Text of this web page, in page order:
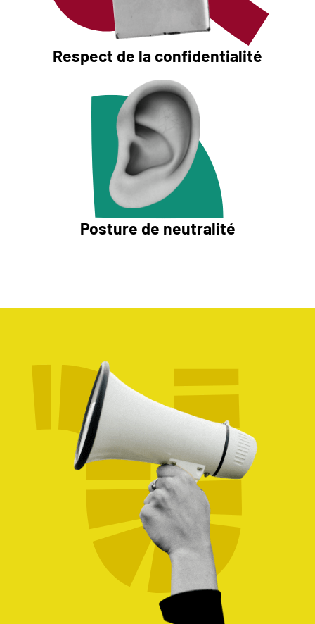
Respect de la confidentialité
Posture de neutralité